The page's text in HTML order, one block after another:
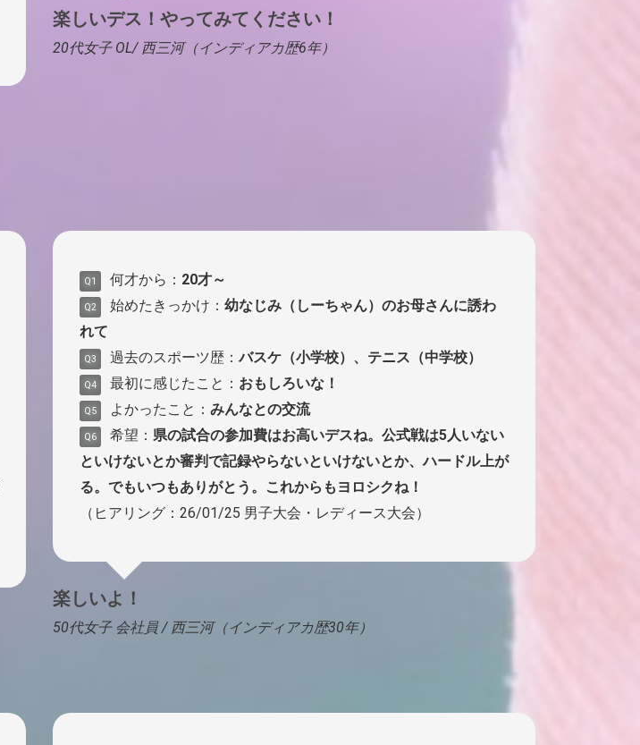
楽しいデス！やってみてください！
20代女子 OL/ 西三河（インディアカ歴6年）
Q1 何才から： 20才～
Q2 始めたきっかけ： 幼なじみ（しーちゃん）のお母さんに誘わ
れて
Q3 過去のスポーツ歴：バスケ（小学校）、テニス（中学校）
Q4 最初に感じたこと： おもしろいな！
Q5 よかったこと： みんなとの交流
Q6 希望： 県の試合の参加費はお高いデスね。公式戦は5人いない
といけないとか審判で記録やらないといけないとか、ハードル上が
る。でもいつもありがとう。これからもヨロシクね！
（ヒアリング：26/01/25 男子大会・レディース大会）
楽しいよ！
50代女子 会社員 / 西三河（インディアカ歴30年）